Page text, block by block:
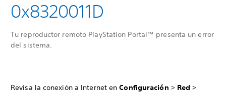
0x8320011D
Tu reproductor remoto PlayStation Portal™ presenta un error
del sistema.
Revisa la conexión a Internet enConfiguración > Red >